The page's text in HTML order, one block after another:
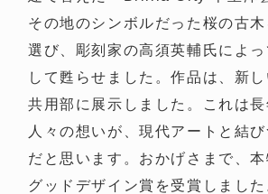
その地のシンボルだった桜の古
選び、彫刻家の高須英輔氏によ
して甦らせました。作品は、新
共用部に展示しました。これは
人々の想いが、現代アートと結
だと思います。おかげさまで、
グッドデザイン賞を受賞しました